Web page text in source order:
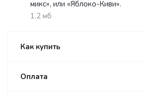
микс», или «Яблоко-Киви».
1,2 мб
Как купить
Оплата